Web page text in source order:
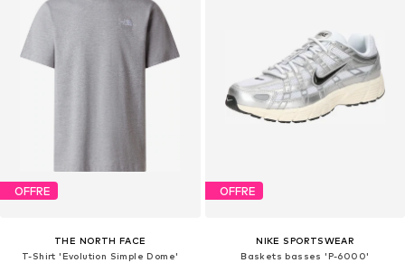
OFFRE
THE NORTH FACE
T-Shirt 'Evolution Simple Dome'
OFFRE
NIKE SPORTSWEAR
Baskets basses 'P-6000'